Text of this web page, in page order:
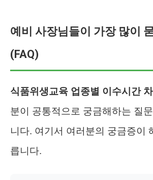
예비 사장님들이 가장 많이
(FAQ)
식품위생교육 업종별 이수시간 차
분이 공통적으로 궁금해하는 질
니다. 여기서 여러분의 궁금증이
릅니다.